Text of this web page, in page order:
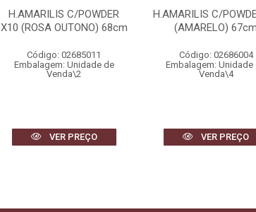
H.AMARILIS C/POWDER
X10 (ROSA OUTONO) 68cm
Código: 02685011
Embalagem: Unidade de
Venda\2
VER PREÇO
H.AMARILIS C/
(AMARELO) 67cm
Código: 02686004
Embalagem: Unidade
Venda\4
VER PREÇO